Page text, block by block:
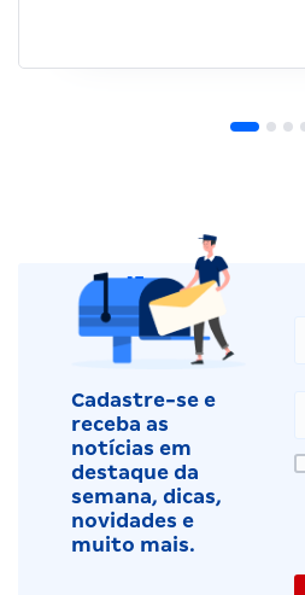
Cadastre-se e
receba as
notícias em
destaque da
semana, dicas,
novidades e
muito mais.